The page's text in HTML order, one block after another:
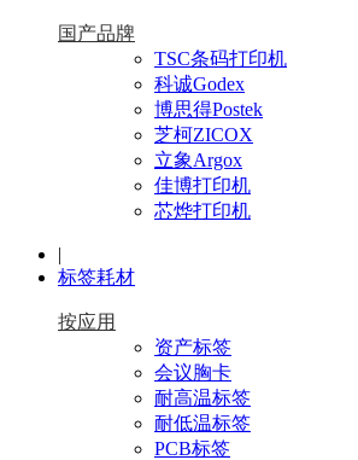
国产品牌
TSC条码打印机
科诚Godex
博思得Postek
芝柯ZICOX
立象Argox
佳博打印机
芯烨打印机
|
标签耗材
按应用
资产标签
会议胸卡
耐高温标签
耐低温标签
PCB标签